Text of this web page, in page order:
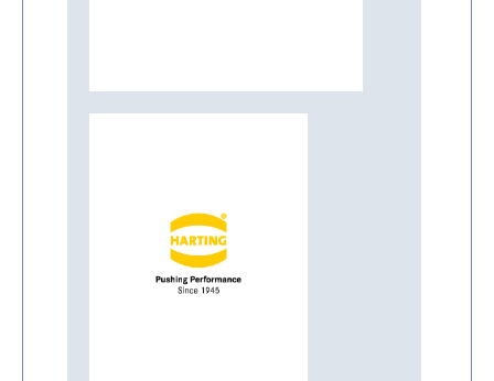
Harting
Mehr Infos